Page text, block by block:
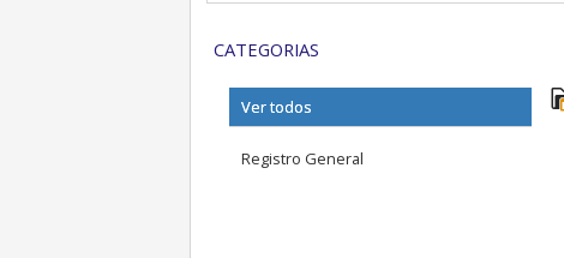
CATEGORIAS
Ver todos
Registro General